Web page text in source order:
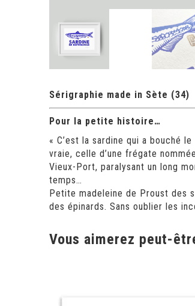
Sérigraphie made in Sète (34)
Pour la petite histoire…
« C’est la sardine qui a bouché
vraie, celle d’une frégate
Vieux-Port, paralysant un long
temps…
Petite madeleine de Proust des
des épinards. Sans oublier les
Vous aimerez peut-